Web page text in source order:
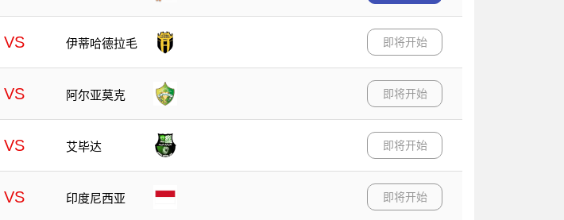
VS 伊蒂哈德拉毛 即将开始
VS 阿尔亚莫克 即将开始
VS 艾毕达 即将开始
VS 印度尼西亚 即将开始